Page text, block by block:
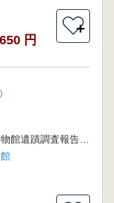
円
＋
啓明大学校博物館遺蹟調査報告第4輯